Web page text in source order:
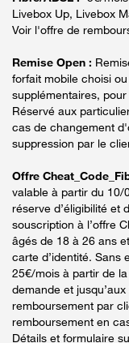
Livebox Up, Livebox
Voir l'offre de
Remise Open :
forfait mobile choisi
supplémentaires,
Réservé aux
cas de changement
suppression par le
Offre
valable à partir du 10/
réserve d’éligibilité et
souscription à l’offre
âgés de 18 à 26 ans
carte d’identité. Sans
25€/mois à partir de
demande et
remboursement par
remboursement en
Détails et formulaire